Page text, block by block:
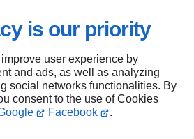
is our priority
user experience by
and ads, as well as analyzing
social networks functionalities. By
consent to the use of Cookies
Facebook .
de